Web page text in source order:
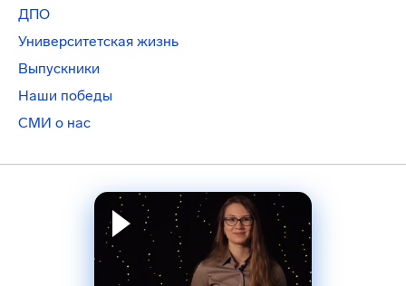
ДПО
Университетская жизнь
Выпускники
Наши победы
СМИ о нас